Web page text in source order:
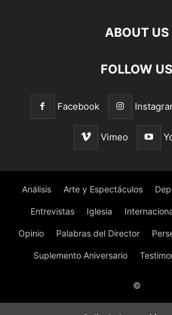
ABOUT US
FOLLOW US
Facebook
Vimeo
Análisis Arte y Espectáculos
Entrevistas Iglesia
Opinio Palabras del Director
Suplemento Aniversario
©